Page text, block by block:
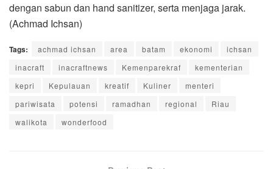
dengan sabun dan hand sanitizer, serta menjaga jarak.
(Achmad Ichsan)
Tags: achmad ichsan area batam ekonomi
ichsan
inacraft
inacraftnews Kemenparekraf
kementerian
kepri
Kepulauan kreatif Kuliner
menteri
pariwisata
potensi ramadhan regional
Riau
walikota
wonderfood